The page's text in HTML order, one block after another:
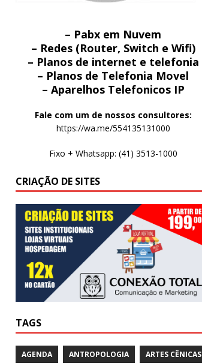
– Pabx em Nuvem
– Redes (Router, Switch e Wifi)
– Planos de internet e telefonia
– Planos de Telefonia Movel
– Aparelhos Telefonicos IP
Fale com um de nossos consultores:
https://wa.me/554135131000
Fixo + Whatsapp: (41) 3513-1000
CRIAÇÃO DE SITES
TAGS
AGENDA ANTROPOLOGIA ARTES CÊNICAS